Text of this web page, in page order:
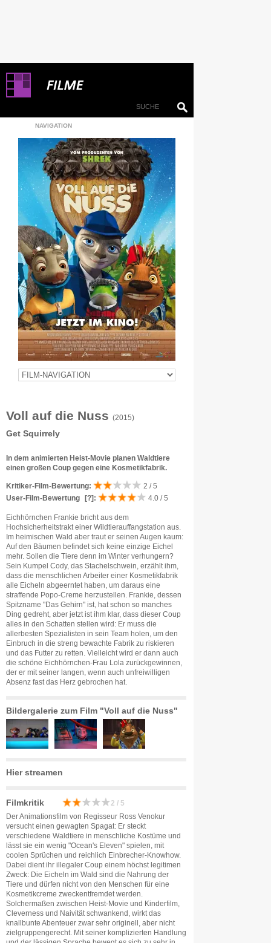
NAVIGATION
Voll auf die Nuss (2015)
Get Squirrely
In dem animierten Heist-Movie planen Waldtiere
einen großen Coup gegen eine Kosmetikfabrik.
Kritiker-Film-Bewertung:
2 / 5
User-Film-Bewertung
[?] : 4.0 / 5
Eichhörnchen Frankie bricht aus dem
Hochsicherheitstrakt einer Wildtierauffangstation aus.
Im heimischen Wald aber traut er seinen Augen kaum:
Auf den Bäumen befindet sich keine einzige Eichel
mehr. Sollen die Tiere denn im Winter verhungern?
Sein Kumpel Cody, das Stachelschwein, erzählt ihm,
dass die menschlichen Arbeiter einer Kosmetikfabrik
alle Eicheln abgeerntet haben, um daraus eine
straffende Popo-Creme herzustellen. Frankie, dessen
Spitzname "Das Gehirn" ist, hat schon so manches
Ding gedreht, aber jetzt ist ihm klar, dass dieser Coup
alles in den Schatten stellen wird: Er muss die
allerbesten Spezialisten in sein Team holen, um den
Einbruch in die streng bewachte Fabrik zu riskieren
und das Futter zu retten. Vielleicht wird er dann auch
die schöne Eichhörnchen-Frau Lola zurückgewinnen,
der er mit seiner langen, wenn auch unfreiwilligen
Absenz fast das Herz gebrochen hat.
Bildergalerie zum Film "Voll auf die Nuss"
Hier streamen
Filmkritik 2 / 5
Der Animationsfilm von Regisseur Ross Venokur
versucht einen gewagten Spagat: Er steckt
verschiedene Waldtiere in menschliche Kostüme und
lässt sie ein wenig "Ocean's Eleven" spielen, mit
coolen Sprüchen und reichlich Einbrecher-Knowhow.
Dabei dient ihr illegaler Coup einem höchst legitimen
Zweck: Die Eicheln im Wald sind die Nahrung der
Tiere und dürfen nicht von den Menschen für eine
Kosmetikcreme zweckentfremdet werden.
Solchermaßen zwischen Heist-Movie und Kinderfilm,
Cleverness und Naivität schwankend, wirkt das
knallbunte Abenteuer zwar sehr originell, aber nicht
zielgruppengerecht. Mit seiner komplizierten Handlung